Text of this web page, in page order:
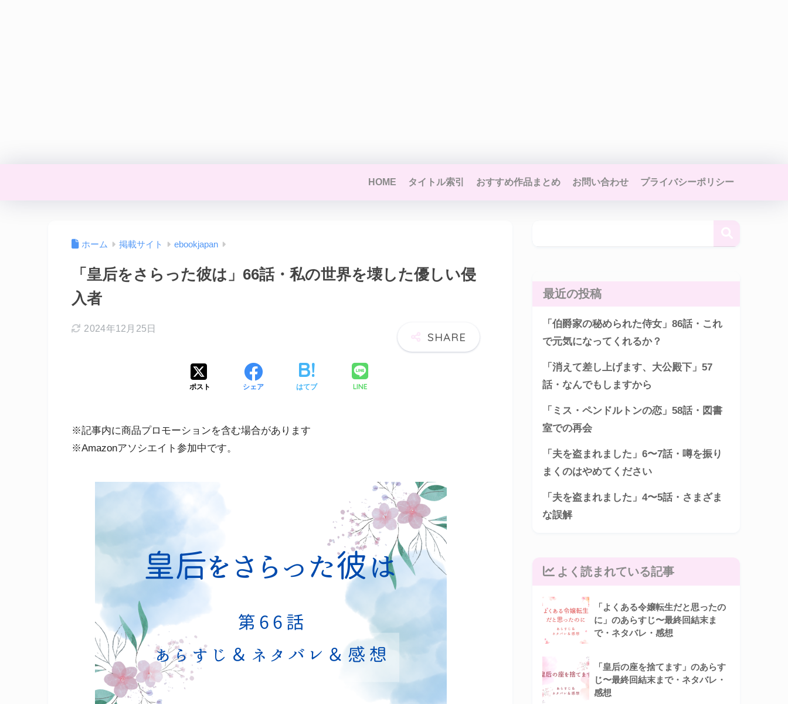
HOME タイトル索引 おすすめ作品まとめ お問い合わせ プライバシーポリシー
ホーム 掲載サイト ebookjapan
「皇后をさらった彼は」66話・私の世界を壊した優しい侵
入者
2024年12月25日
ポスト シェア はてブ LINE
※記事内に商品プロモーションを含む場合があります
※Amazonアソシエイト参加中です。
最近の投稿
「伯爵家の秘められた侍女」86話・これ
で元気になってくれるか？
「消えて差し上げます、大公殿下」57
話・なんでもしますから
「ミス・ペンドルトンの恋」58話・図書
室での再会
「夫を盗まれました」6〜7話・噂を振り
まくのはやめてください
「夫を盗まれました」4〜5話・さまざま
な誤解
よく読まれている記事
「よくある令嬢転生だと思ったの
に」のあらすじ〜最終回結末ま
で・ネタバレ・感想
「皇后の座を捨てます」のあらす
じ〜最終回結末まで・ネタバレ・
感想